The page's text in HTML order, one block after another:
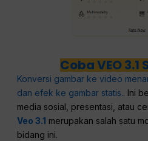
Coba VEO 3.1
Konversi gambar ke video
dan efek ke gambar statis.. Ini
media sosial, presentasi, atau
Veo 3.1 merupakan salah satu
bidang ini.